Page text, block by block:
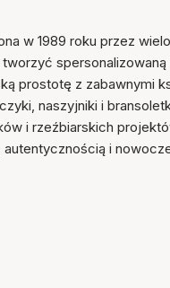
w 1989 roku przez
tworzyć
prostotę z zabawnymi
naszyjniki i
i rzeźbiarskich
autentycznością i